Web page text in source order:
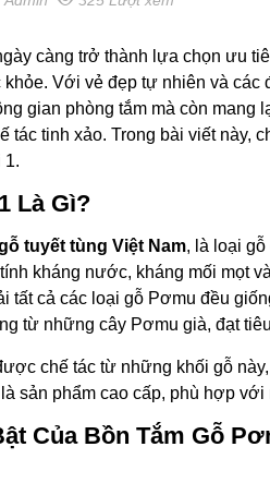
càng trở thành lựa chọn ưu
Với vẻ đẹp tự nhiên và
gian phòng tắm mà còn
tác tinh xảo. Trong bài viết này,
1.
Là Gì?
tuyết tùng Việt Nam, là loại
kháng nước, kháng mối mọt
tất cả các loại gỗ Pơmu đều
từ những cây Pơmu già, đạt
chế tác từ những khối gỗ
sản phẩm cao cấp, phù hợp
Của Bồn Tắm Gỗ